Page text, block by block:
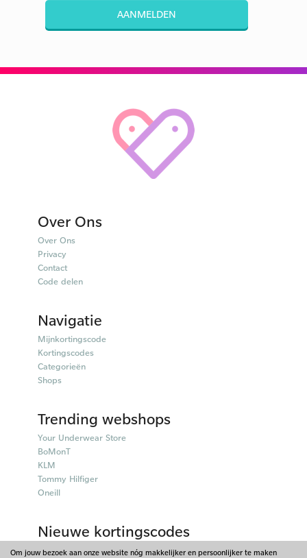
AANMELDEN
Over Ons
Over Ons
Privacy
Contact
Code delen
Navigatie
Mijnkortingscode
Kortingscodes
Categorieën
Shops
Trending webshops
Your Underwear Store
BoMonT
KLM
Tommy Hilfiger
Oneill
Nieuwe kortingscodes
50plusmobiel kortingscodes
Om jouw bezoek aan onze website nóg makkelijker en persoonlijker te maken